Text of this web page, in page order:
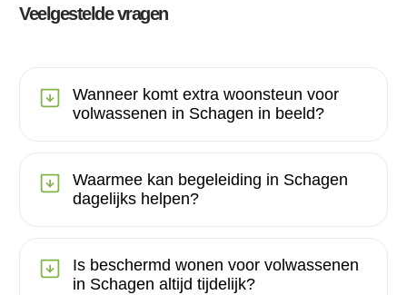
Veelgestelde vragen
Wanneer komt extra woonsteun voor
volwassenen in Schagen in beeld?
Waarmee kan begeleiding in Schagen
dagelijks helpen?
Is beschermd wonen voor volwassenen
in Schagen altijd tijdelijk?